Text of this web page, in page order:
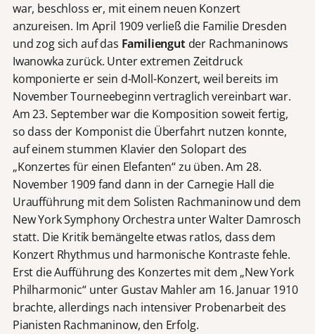
war, beschloss er, mit einem neuen Konzert
anzureisen. Im April 1909 verließ die Familie Dresden
und zog sich auf das Familiengutder Rachmaninows
Iwanowka zurück. Unter extremen Zeitdruck
komponierte er sein d-Moll-Konzert, weil bereits im
November Tourneebeginn vertraglich vereinbart war.
Am 23. September war die Komposition soweit fertig,
so dass der Komponist die Überfahrt nutzen konnte,
auf einem stummen Klavier den Solopart des
„Konzertes für einen Elefanten“ zu üben. Am 28.
November 1909 fand dann in der Carnegie Hall die
Uraufführung mit dem Solisten Rachmaninow und dem
New York Symphony Orchestra unter Walter Damrosch
statt. Die Kritik bemängelte etwas ratlos, dass dem
Konzert Rhythmus und harmonische Kontraste fehle.
Erst die Aufführung des Konzertes mit dem „New York
Philharmonic“ unter Gustav Mahler am 16. Januar 1910
brachte, allerdings nach intensiver Probenarbeit des
Pianisten Rachmaninow, den Erfolg.